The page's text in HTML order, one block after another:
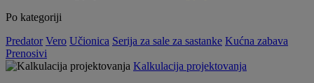
Po kategoriji
Predator Vero Učionica Serija za sale za sastanke Kućna zabava
Prenosivi
Kalkulacija projektovanja